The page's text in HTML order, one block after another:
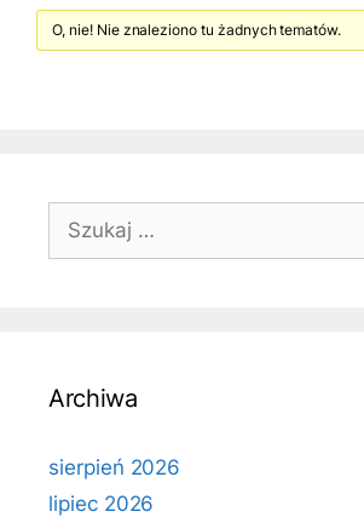
O, nie! Nie znaleziono tu żadnych tematów.
Szukaj:
Archiwa
sierpień 2026
lipiec 2026